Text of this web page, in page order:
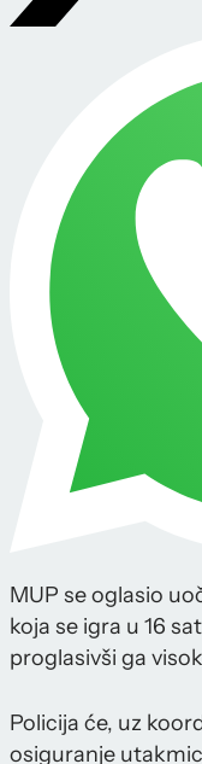
MUP se oglasio
koja se igra u 16
proglasivši ga
Policija će, uz
osiguranje